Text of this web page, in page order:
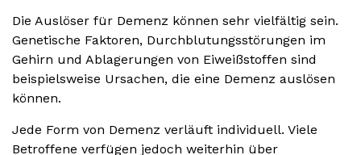
Die Auslöser für Demenz können sehr vielfältig sein.
Genetische Faktoren, Durchblutungsstörungen im
Gehirn und Ablagerungen von Eiweißstoffen sind
beispielsweise Ursachen, die eine Demenz auslösen
können.
Jede Form von Demenz verläuft individuell. Viele
Betroffene verfügen jedoch weiterhin über